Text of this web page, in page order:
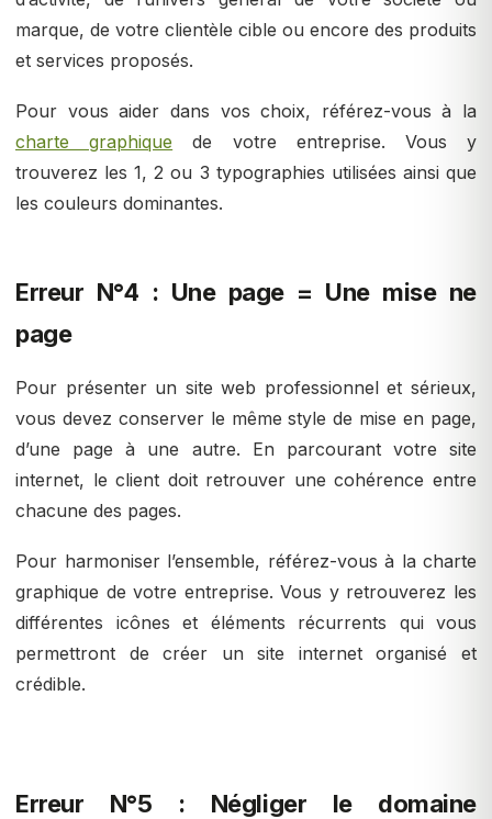
marque, de votre clientèle cible ou encore des produits
et services proposés.
Pour vous aider dans vos choix, référez-vous à la
charte graphique de votre entreprise. Vous y
trouverez les 1, 2 ou 3 typographies utilisées ainsi que
les couleurs dominantes.
Erreur N°4 : Une page = Une mise ne
page
Pour présenter un site web professionnel et sérieux,
vous devez conserver le même style de mise en page,
d’une page à une autre. En parcourant votre site
internet, le client doit retrouver une cohérence entre
chacune des pages.
Pour harmoniser l’ensemble, référez-vous à la charte
graphique de votre entreprise. Vous y retrouverez les
différentes icônes et éléments récurrents qui vous
permettront de créer un site internet organisé et
crédible.
Erreur N°5 : Négliger le domaine